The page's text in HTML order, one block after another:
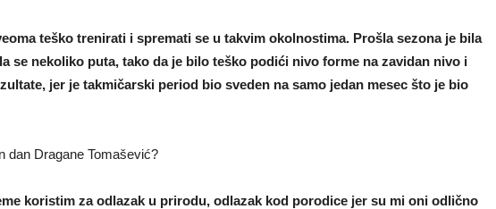
teško trenirati i spremati se u takvim okolnostima. Prošla sezona je bila
se nekoliko puta, tako da je bilo teško podići nivo forme na zavidan nivo i
jer je takmičarski period bio sveden na samo jedan mesec što je bio
dan Dragane Tomašević?
koristim za odlazak u prirodu, odlazak kod porodice jer su mi oni odlično